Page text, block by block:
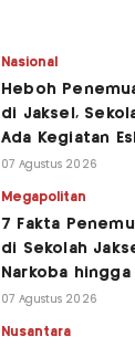
Nasional
Heboh
di Jaksel,
Ada Kegiatan
07 Agustus 2026
Megapolitan
7 Fakta
di Sekolah
Narkoba
07 Agustus 2026
Nusantara